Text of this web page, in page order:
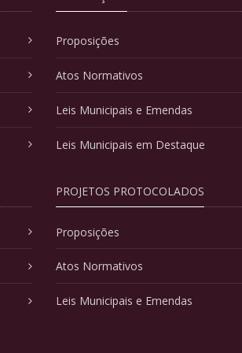
Proposições
Atos Normativos
Leis Municipais e Emendas
Leis Municipais em Destaque
PROJETOS PROTOCOLADOS
Proposições
Atos Normativos
Leis Municipais e Emendas